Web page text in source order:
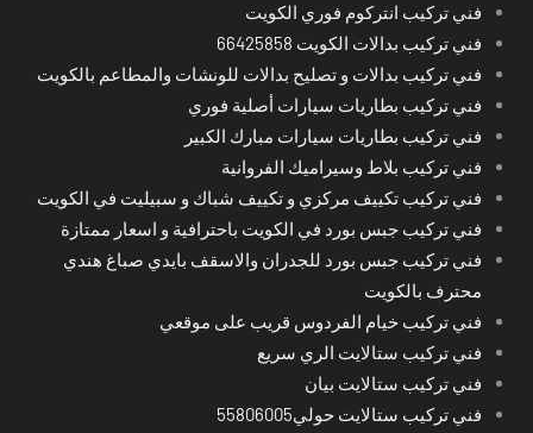
فني تركيب انتركوم فوري الكويت
فني تركيب بدالات الكويت 66425858
فني تركيب بدالات و تصليح بدالات للونشات والمطاعم بالكويت
فني تركيب بطاريات سيارات أصلية فوري
فني تركيب بطاريات سيارات مبارك الكبير
فني تركيب بلاط وسيراميك الفروانية
فني تركيب تكييف مركزي و تكييف شباك و سبيليت في الكويت
فني تركيب جبس بورد في الكويت باحترافية و اسعار ممتازة
فني تركيب جبس بورد للجدران والاسقف بايدي صباغ هندي
محترف بالكويت
فني تركيب خيام الفردوس قريب على موقعي
فني تركيب ستالايت الري سريع
فني تركيب ستالايت بيان
فني تركيب ستالايت حولي55806005